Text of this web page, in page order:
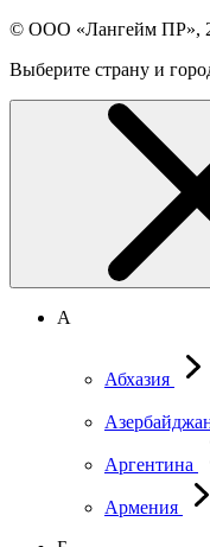
© ООО «Лангейм ПР»,
Выберите страну и
А
Абхазия
Аргентина
Армения